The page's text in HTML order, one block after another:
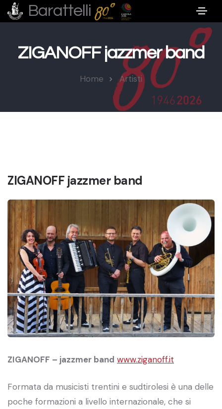
Barattelli
ZIGANOFF jazzmer band
Home Artisti
ZIGANOFF jazzmer band
ZIGANOFF – jazzmer band www.ziganoff.it
Formata da musicisti trentini e sudtirolesi è una delle
poche formazioni a livello internazionale, che si